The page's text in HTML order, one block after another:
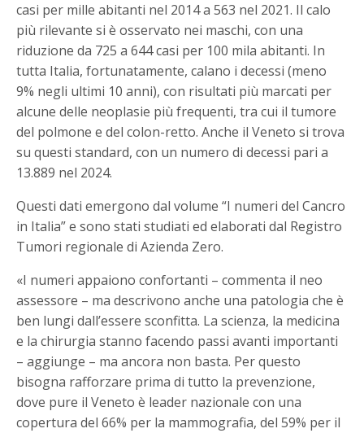
casi per mille abitanti nel 2014 a 563 nel 2021. Il calo
più rilevante si è osservato nei maschi, con una
riduzione da 725 a 644 casi per 100 mila abitanti. In
tutta Italia, fortunatamente, calano i decessi (meno
9% negli ultimi 10 anni), con risultati più marcati per
alcune delle neoplasie più frequenti, tra cui il tumore
del polmone e del colon-retto. Anche il Veneto si trova
su questi standard, con un numero di decessi pari a
13.889 nel 2024.
Questi dati emergono dal volume “I numeri del Cancro
in Italia” e sono stati studiati ed elaborati dal Registro
Tumori regionale di Azienda Zero.
«I numeri appaiono confortanti – commenta il neo
assessore – ma descrivono anche una patologia che è
ben lungi dall’essere sconfitta. La scienza, la medicina
e la chirurgia stanno facendo passi avanti importanti
– aggiunge – ma ancora non basta. Per questo
bisogna rafforzare prima di tutto la prevenzione,
dove pure il Veneto è leader nazionale con una
copertura del 66% per la mammografia, del 59% per il